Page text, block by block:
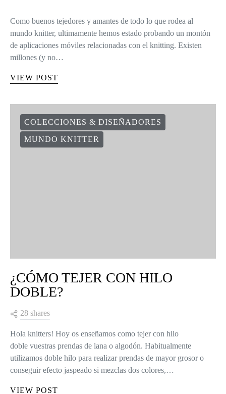
Como buenos tejedores y amantes de todo lo que rodea al
mundo knitter, ultimamente hemos estado probando un montón
de aplicaciones móviles relacionadas con el knitting. Existen
millones (y no…
VIEW POST
COLECCIONES & DISEÑADORES
MUNDO KNITTER
¿CÓMO TEJER CON HILO
DOBLE?
28 shares
Hola knitters! Hoy os enseñamos como tejer con hilo
doble vuestras prendas de lana o algodón. Habitualmente
utilizamos doble hilo para realizar prendas de mayor grosor o
conseguir efecto jaspeado si mezclas dos colores,…
VIEW POST